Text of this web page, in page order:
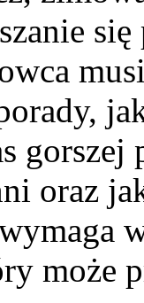
gorszej
oraz
może